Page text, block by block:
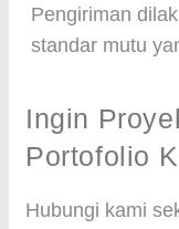
Pengiriman
standar mutu
Ingin
Portofolio
Hubungi kami